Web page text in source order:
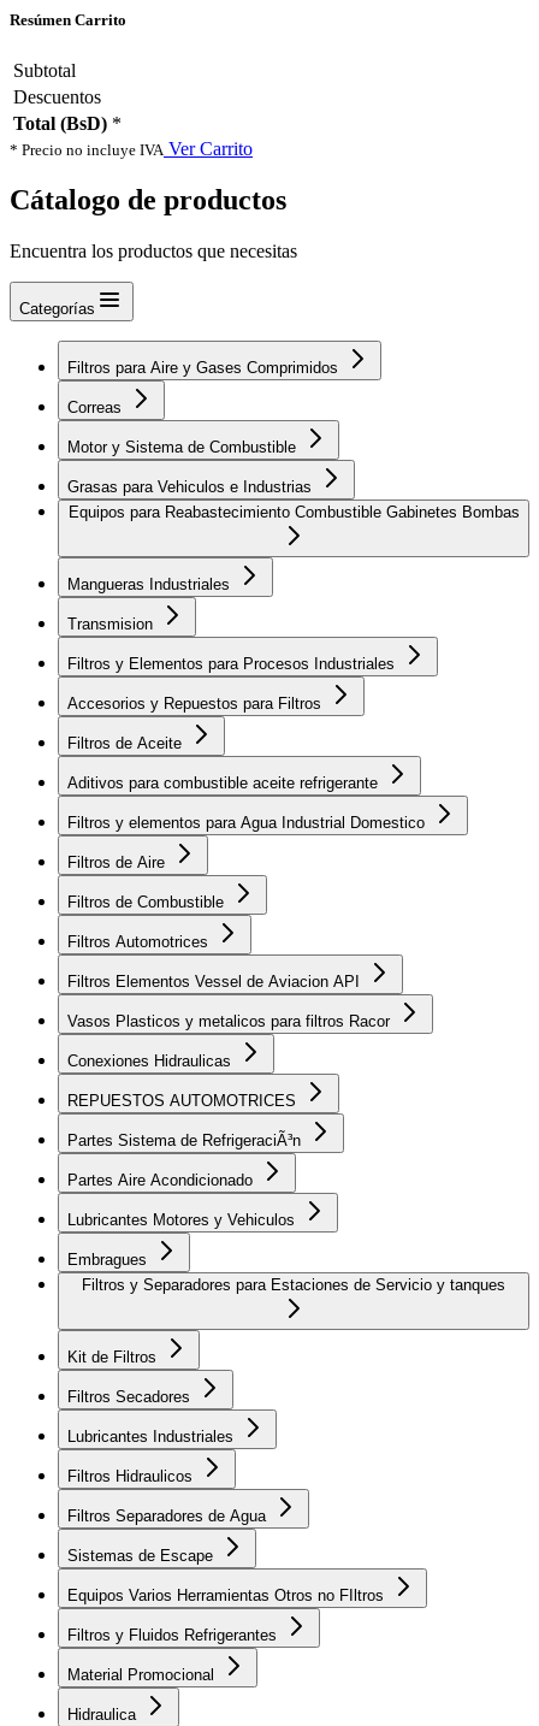
Resúmen Carrito
Subtotal
Descuentos
Total (BsD) *
* Precio no incluye IVA Ver Carrito
Cátalogo de productos
Encuentra los productos que necesitas
Categorías
Filtros para Aire y Gases Comprimidos
Correas
Motor y Sistema de Combustible
Grasas para Vehiculos e Industrias
Equipos para Reabastecimiento Combustible Gabinetes Bombas
Mangueras Industriales
Transmision
Filtros y Elementos para Procesos Industriales
Accesorios y Repuestos para Filtros
Filtros de Aceite
Aditivos para combustible aceite refrigerante
Filtros y elementos para Agua Industrial Domestico
Filtros de Aire
Filtros de Combustible
Filtros Automotrices
Filtros Elementos Vessel de Aviacion API
Vasos Plasticos y metalicos para filtros Racor
Conexiones Hidraulicas
REPUESTOS AUTOMOTRICES
Partes Sistema de RefrigeraciÃ³n
Partes Aire Acondicionado
Lubricantes Motores y Vehiculos
Embragues
Kit de Filtros
Filtros Secadores
Lubricantes Industriales
Filtros Hidraulicos
Filtros Separadores de Agua
Sistemas de Escape
Equipos Varios Herramientas Otros no FIltros
Filtros y Fluidos Refrigerantes
Material Promocional
Hidraulica